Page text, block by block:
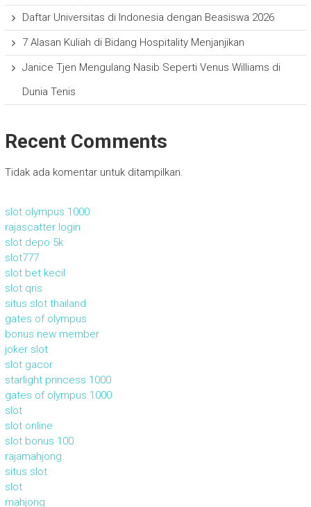
Daftar Universitas di Indonesia dengan Beasiswa 2026
7 Alasan Kuliah di Bidang Hospitality Menjanjikan
Janice Tjen Mengulang Nasib Seperti Venus Williams di
Dunia Tenis
Recent Comments
Tidak ada komentar untuk ditampilkan.
slot olympus 1000
rajascatter login
slot depo 5k
slot777
slot bet kecil
slot qris
situs slot thailand
gates of olympus
bonus new member
joker slot
slot gacor
starlight princess 1000
gates of olympus 1000
slot
slot online
slot bonus 100
rajamahjong
situs slot
slot
mahjong